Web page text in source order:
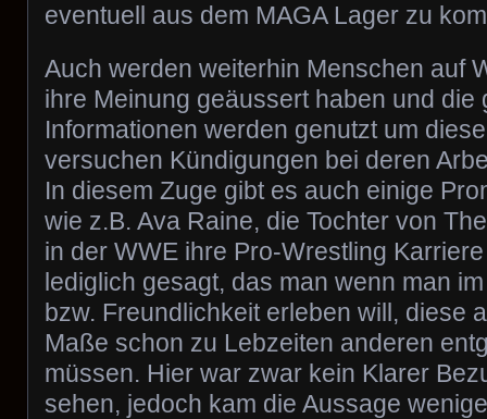
eventuell aus dem MAGA Lager zu
Auch werden weiterhin Menschen auf
ihre Meinung geäussert haben und die
Informationen werden genutzt um
versuchen Kündigungen bei deren
In diesem Zuge gibt es auch einige
wie z.B. Ava Raine, die Tochter von
in der WWE ihre Pro-Wrestling
lediglich gesagt, das man wenn man
bzw. Freundlichkeit erleben will, diese
Maße schon zu Lebzeiten anderen
müssen. Hier war zwar kein Klarer
sehen, jedoch kam die Aussage